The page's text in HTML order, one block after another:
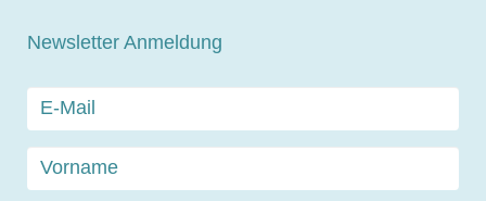
Newsletter Anmeldung